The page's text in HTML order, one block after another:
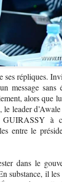
ses répliques.
message sans
alors que
leader
à
entre le
dans le
substance, il